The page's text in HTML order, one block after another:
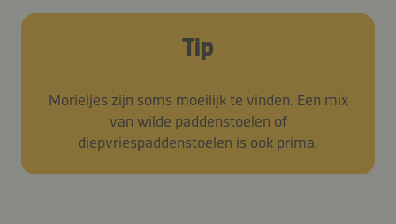
Tip
Morieljes zijn soms moeilijk te vinden. Een mix
van wilde paddenstoelen of
diepvriespaddenstoelen is ook prima.